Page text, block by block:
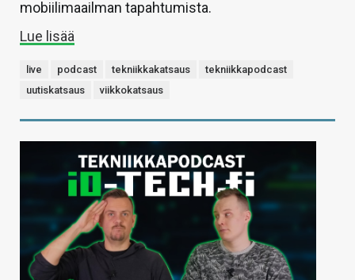
mobiilimaailman tapahtumista.
Lue lisää
live podcast tekniikkakatsaus
tekniikkapodcast
uutiskatsaus
viikkokatsaus